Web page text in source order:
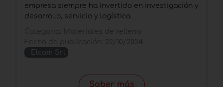
empresa siempre ha invertido en investigación y
desarrollo, servicio y logística
: Elcam Srl
Saber más